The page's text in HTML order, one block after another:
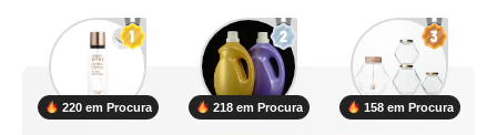
220 em Procura 218 em Procura 158 em Procura